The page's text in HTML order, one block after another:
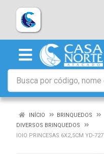
INÍCIO
BRINQUEDOS
DIVERSOS BRINQUEDOS
IOIO PRINCESAS 6X2,5CM YD-727